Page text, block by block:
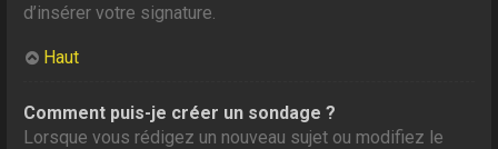
d’insérer votre signature.
Haut
Comment puis-je créer un sondage ?
Lorsque vous rédigez un nouveau sujet ou modifiez le